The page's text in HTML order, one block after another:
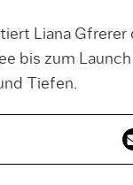
Liana
bis zum
Tiefen.